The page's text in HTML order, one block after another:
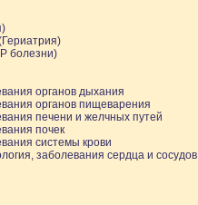
болезни)
органов дыхания
органов пищеварения
печени и желчных путей
почек
системы крови
заболевания сердца и сосудов